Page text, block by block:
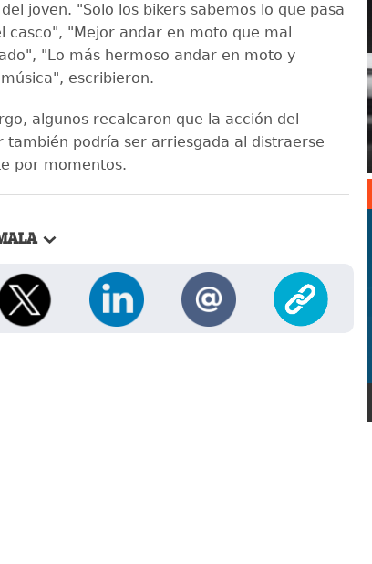
joven. "Solo los bikers sabemos lo que pasa
casco", "Mejor andar en moto que mal
"Lo más hermoso andar en moto y
escribieron.
algunos recalcaron que la acción del
también podría ser arriesgada al distraerse
por momentos.